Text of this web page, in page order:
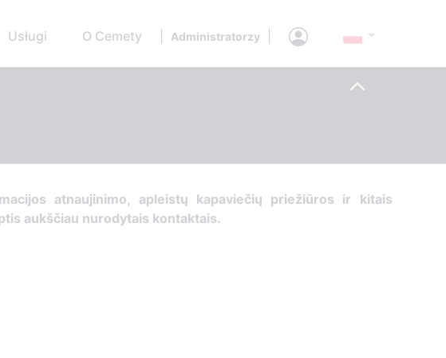
Usługi O Cemety Administratorzy
atnaujinimo, apleistų kapaviečių priežiūros ir kitais
​aukščiau nurodytais kontaktais.